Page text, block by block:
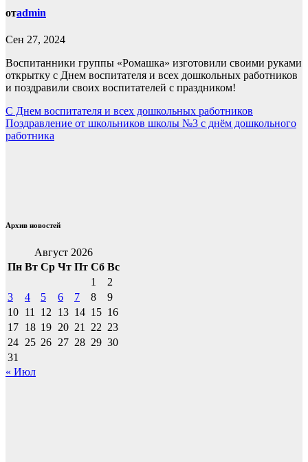
отadmin
Сен 27, 2024
Воспитанники группы «Ромашка» изготовили своими руками
открытку с Днем воспитателя и всех дошкольных работников
и поздравили своих воспитателей с праздником!
Навигация
по
С Днем воспитателя и всех дошкольных работников
Поздравление от школьников школы №3 с днём дошкольного
работника
Архив новостей
Август 2026
Пн Вт Ср Чт Пт Сб Вс
1
2
3
4 5 6 7 8
9
10 11 12 13 14 15 16
17 18 19 20 21 22 23
24 25 26 27 28 29 30
31
« Июл